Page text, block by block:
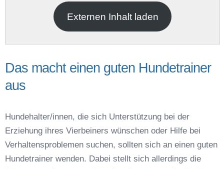
Externen Inhalt laden
Das macht einen guten Hundetrainer
aus
Hundehalter/innen, die sich Unterstützung bei der
Erziehung ihres Vierbeiners wünschen oder Hilfe bei
Verhaltensproblemen suchen, sollten sich an einen guten
Hundetrainer wenden. Dabei stellt sich allerdings die